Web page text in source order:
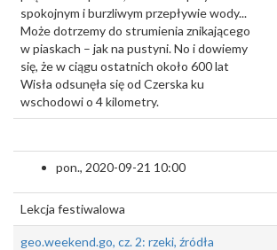
spokojnym i burzliwym przepływie wody...
Może dotrzemy do strumienia znikającego
w piaskach – jak na pustyni. No i dowiemy
się, że w ciągu ostatnich około 600 lat
Wisła odsunęła się od Czerska ku
wschodowi o 4 kilometry.
pon., 2020-09-21 10:00
Lekcja festiwalowa
geo.weekend.go, cz. 2: rzeki, źródła